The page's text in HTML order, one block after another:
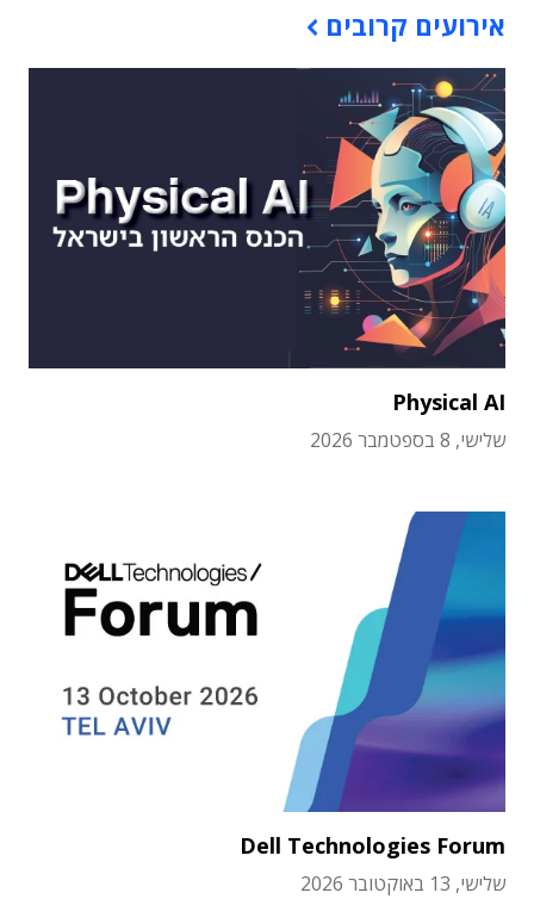
אירועים קרובים
Physical AI
שלישי, 8 בספטמבר 2026
Dell Technologies Forum
שלישי, 13 באוקטובר 2026